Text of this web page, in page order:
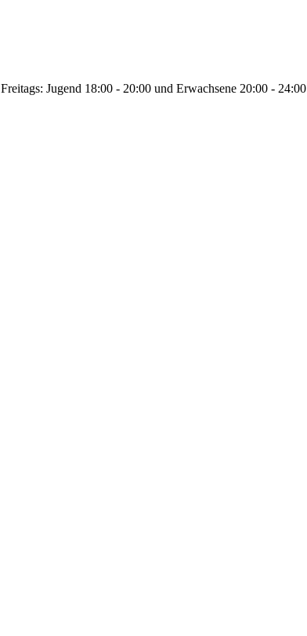
Freitags: Jugend 18:00 - 20:00 und Erwachsene 20:00 - 24:00